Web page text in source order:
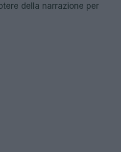
della narrazione per